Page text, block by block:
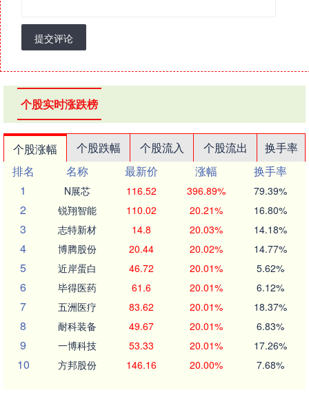
提交评论
个股实时涨跌榜
个股涨幅 个股跌幅 个股流入 个股流出
换手率
排名
名称 最新价 涨幅
换手率
1
N展芯 116.52 396.89% 79.39%
2 锐翔智能 110.02 20.21% 16.80%
3 志特新材 14.8 20.03% 14.18%
4 博腾股份 20.44 20.02% 14.77%
5 近岸蛋白 46.72 20.01% 5.62%
6 毕得医药 61.6 20.01% 6.12%
7 五洲医疗 83.62 20.01% 18.37%
8 耐科装备 49.67 20.01% 6.83%
9 一博科技 53.33 20.01% 17.26%
10 方邦股份 146.16 20.00% 7.68%